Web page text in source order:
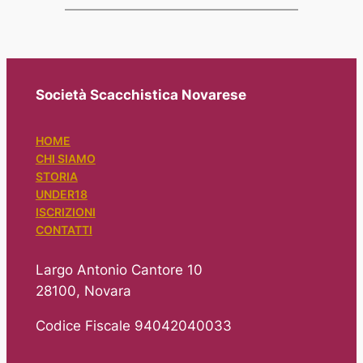
Società Scacchistica Novarese
HOME
CHI SIAMO
STORIA
UNDER18
ISCRIZIONI
CONTATTI
Largo Antonio Cantore 10
28100, Novara
Codice Fiscale 94042040033